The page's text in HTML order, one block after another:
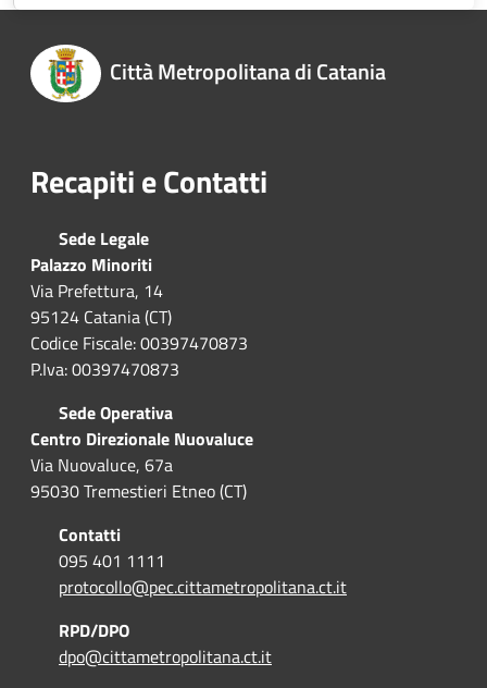
Città Metropolitana di Catania
Recapiti e Contatti
Sede Legale
Palazzo Minoriti
Via Prefettura, 14
95124 Catania (CT)
Codice Fiscale: 00397470873
P.Iva: 00397470873
Sede Operativa
Centro Direzionale Nuovaluce
Via Nuovaluce, 67a
95030 Tremestieri Etneo (CT)
Contatti
095 401 1111
protocollo@pec.cittametropolitana.ct.it
RPD/DPO
dpo@cittametropolitana.ct.it